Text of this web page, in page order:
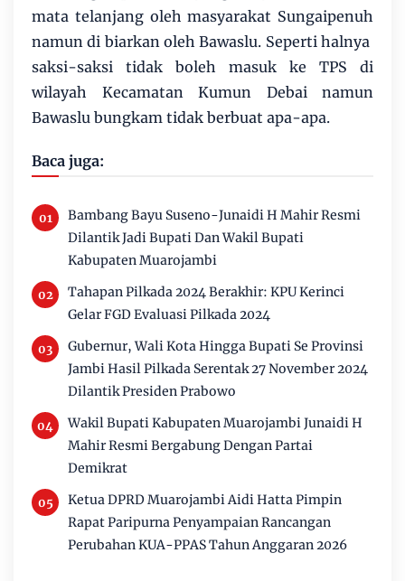
mata telanjang oleh masyarakat Sungaipenuh
namun di biarkan oleh Bawaslu. Seperti halnya
saksi-saksi tidak boleh masuk ke TPS di
wilayah Kecamatan Kumun Debai namun
Bawaslu bungkam tidak berbuat apa-apa.
Baca juga:
Bambang Bayu Suseno-Junaidi H Mahir Resmi
Dilantik Jadi Bupati Dan Wakil Bupati
Kabupaten Muarojambi
Tahapan Pilkada 2024 Berakhir: KPU Kerinci
Gelar FGD Evaluasi Pilkada 2024
Gubernur, Wali Kota Hingga Bupati Se Provinsi
Jambi Hasil Pilkada Serentak 27 November 2024
Dilantik Presiden Prabowo
Wakil Bupati Kabupaten Muarojambi Junaidi H
Mahir Resmi Bergabung Dengan Partai
Demikrat
Ketua DPRD Muarojambi Aidi Hatta Pimpin
Rapat Paripurna Penyampaian Rancangan
Perubahan KUA-PPAS Tahun Anggaran 2026